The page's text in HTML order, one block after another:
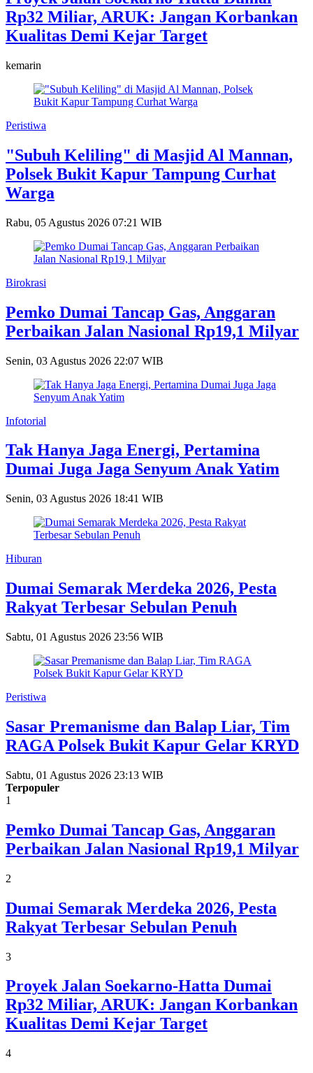
Rp32 Miliar, ARUK: Jangan Korbankan
Kualitas Demi Kejar Target
kemarin
Peristiwa
"Subuh Keliling" di Masjid Al Mannan,
Polsek Bukit Kapur Tampung Curhat
Warga
Rabu, 05 Agustus 2026 07:21 WIB
Birokrasi
Pemko Dumai Tancap Gas, Anggaran
Perbaikan Jalan Nasional Rp19,1 Milyar
Senin, 03 Agustus 2026 22:07 WIB
Infotorial
Tak Hanya Jaga Energi, Pertamina
Dumai Juga Jaga Senyum Anak Yatim
Senin, 03 Agustus 2026 18:41 WIB
Hiburan
Dumai Semarak Merdeka 2026, Pesta
Rakyat Terbesar Sebulan Penuh
Sabtu, 01 Agustus 2026 23:56 WIB
Peristiwa
Sasar Premanisme dan Balap Liar, Tim
RAGA Polsek Bukit Kapur Gelar KRYD
Sabtu, 01 Agustus 2026 23:13 WIB
Terpopuler
1
Pemko Dumai Tancap Gas, Anggaran
Perbaikan Jalan Nasional Rp19,1 Milyar
2
Dumai Semarak Merdeka 2026, Pesta
Rakyat Terbesar Sebulan Penuh
3
Proyek Jalan Soekarno-Hatta Dumai
Rp32 Miliar, ARUK: Jangan Korbankan
Kualitas Demi Kejar Target
4